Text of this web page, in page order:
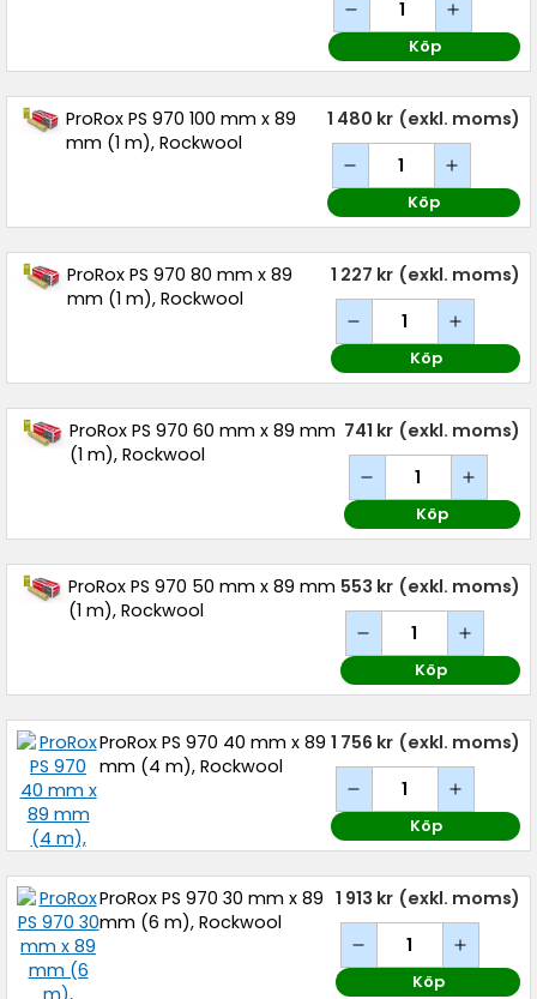
Köp
ProRox PS 970 100 mm x 89
mm (1 m), Rockwool
1 480 kr (exkl. moms)
Köp
ProRox PS 970 80 mm x 89
mm (1 m), Rockwool
1 227 kr (exkl. moms)
Köp
ProRox PS 970 60 mm x 89 mm
(1 m), Rockwool
741 kr (exkl. moms)
Köp
ProRox PS 970 50 mm x 89 mm
(1 m), Rockwool
553 kr (exkl. moms)
Köp
ProRox PS 970 40 mm x 89
mm (4 m), Rockwool
1 756 kr (exkl. moms)
Köp
ProRox PS 970 30 mm x 89
mm (6 m), Rockwool
1 913 kr (exkl. moms)
Köp